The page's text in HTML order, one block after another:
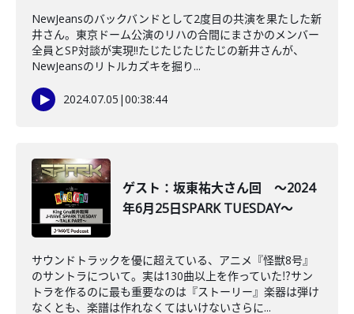
NewJeansのバックバンドとして2度目の共演を果たした新
井さん。東京ドーム公演のリハの合間にまさかのメンバー
全員とSP対談が実現‼たじたじたじたじの新井さんが、
NewJeansのリトルカズキを掘り...
2024.07.05 |00:38:44
ゲスト：坂東祐大さん回 ～2024
年6月25日SPARK TUESDAY～
サウンドトラックを優に超えている、アニメ『怪獣8号』
のサントラについて。実は130曲以上を作っていた⁉サン
トラを作るのに最も重要なのは『ストーリー』楽器は弾け
なくとも、楽譜は作れなくてはいけないさらに...